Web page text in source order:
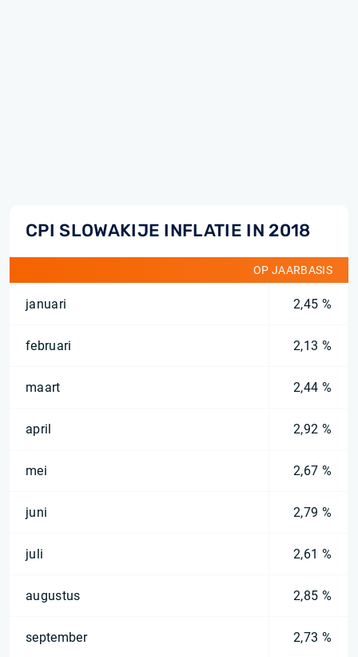
CPI SLOWAKIJE INFLATIE IN 2018
OP JAARBASIS
januari 2,45 %
februari 2,13 %
maart 2,44 %
april 2,92 %
mei 2,67 %
juni 2,79 %
juli 2,61 %
augustus 2,85 %
september 2,73 %